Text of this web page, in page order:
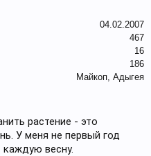
04.02.2007
467
16
186
Майкоп, Адыгея
растение - это
У меня не первый год
весну.